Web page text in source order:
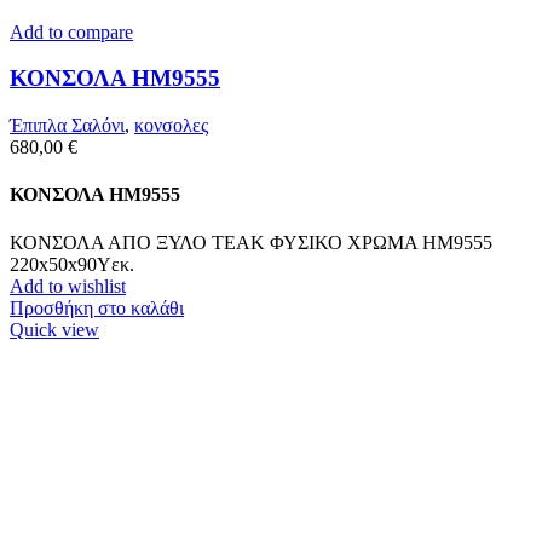
Add to compare
ΚΟΝΣΟΛΑ HM9555
Έπιπλα Σαλόνι, κονσολες
680,00 €
ΚΟΝΣΟΛΑ HM9555
ΚΟΝΣΟΛΑ ΑΠΟ ΞΥΛΟ ΤΕΑΚ ΦΥΣΙΚΟ ΧΡΩΜΑ HM9555
220x50x90Υεκ.
Add to wishlist
Προσθήκη στο καλάθι
Quick view